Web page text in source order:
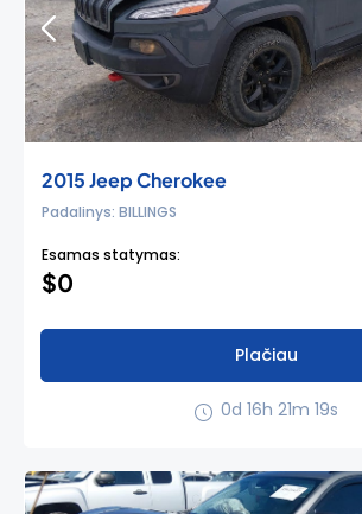
2015 Jeep Cherokee
Padalinys: BILLINGS
Esamas statymas:
$0
Plačiau
0d 16h 21m 18s